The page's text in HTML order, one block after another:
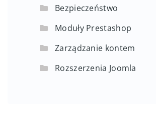
Bezpieczeństwo
Moduły Prestashop
Zarządzanie kontem
Rozszerzenia Joomla